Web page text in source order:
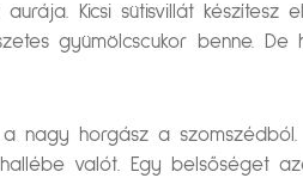
aurája. Kicsi sütisvillát
gyümölcscukor benne. De
nagy horgász a
valót. Egy belsőséget